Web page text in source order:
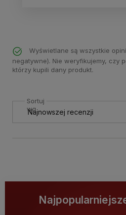
Wyświetlane są wszystkie
negatywne). Nie weryfikujemy, czy
którzy kupili dany produkt.
Sortuj
wg